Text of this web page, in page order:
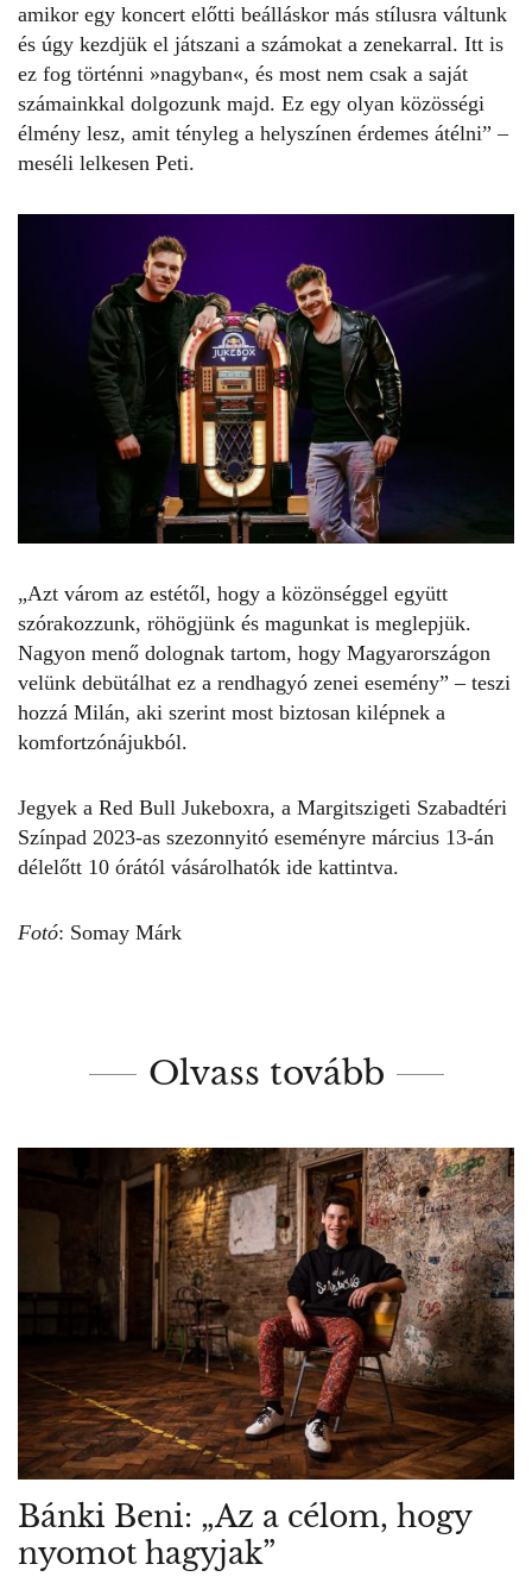
amikor egy koncert előtti beálláskor más stílusra váltunk
és úgy kezdjük el játszani a számokat a zenekarral. Itt is
ez fog történni »nagyban«, és most nem csak a saját
számainkkal dolgozunk majd. Ez egy olyan közösségi
élmény lesz, amit tényleg a helyszínen érdemes átélni”–
meséli lelkesen Peti.
„Azt várom az estétől, hogy a közönséggel együtt
szórakozzunk, röhögjünk és magunkat is meglepjük.
Nagyon menő dolognak tartom, hogy Magyarországon
velünk debütálhat ez a rendhagyó zenei esemény”– teszi
hozzá Milán, aki szerint most biztosan kilépnek a
komfortzónájukból.
Jegyek a Red Bull Jukeboxra, a Margitszigeti Szabadtéri
Színpad 2023-as szezonnyitó eseményre március 13-án
délelőtt 10 órától vásárolhatók ide kattintva.
Fotó: Somay Márk
Olvass tovább
Bánki Beni: „Az a célom, hogy
nyomot hagyjak”